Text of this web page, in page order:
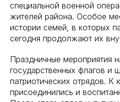
специальной военной
жителей района. Особое
истории семей, в которых
сегодня продолжают их
Праздничные мероприятия
государственных флагов и
патриотических отрядов. К
присоединились и